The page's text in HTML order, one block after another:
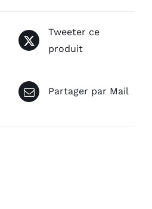
Tweeter ce
produit
Partager par Mail